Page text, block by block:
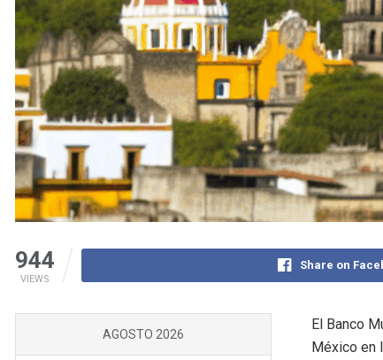
944
VIEWS
Share on
El Banco
México en
AGOSTO 2026